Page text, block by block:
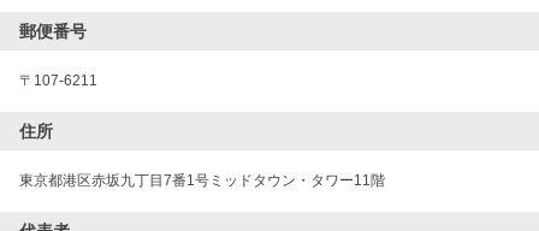
郵便番号
〒 107-6211
住所
東京都港区赤坂九丁目7番1号ミッドタウン・タワー11階